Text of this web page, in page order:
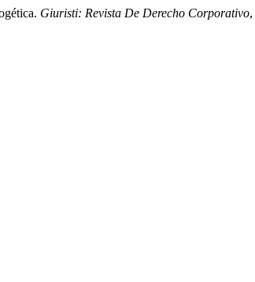
Giuristi: Revista De Derecho Corporativo,